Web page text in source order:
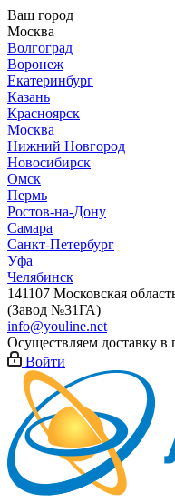
Ваш город
Москва
Волгоград
Воронеж
Екатеринбург
Казань
Красноярск
Москва
Нижний Новгород
Новосибирск
Омск
Пермь
Ростов-на-Дону
Самара
Санкт-Петербург
Уфа
Челябинск
141107 Московская
(Завод №31ГА)
info@youline.net
Осуществляем доставку в
Войти